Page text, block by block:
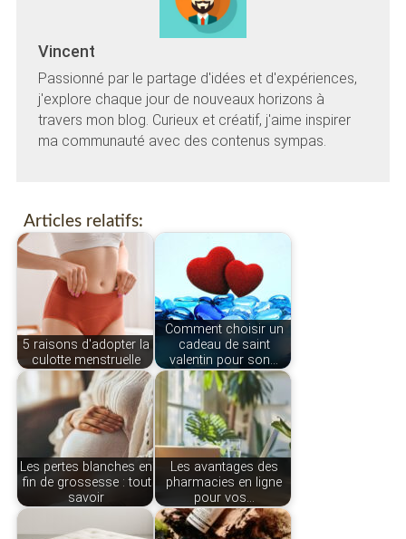
Vincent
Passionné par le partage d'idées et d'expériences,
j'explore chaque jour de nouveaux horizons à
travers mon blog. Curieux et créatif, j'aime inspirer
ma communauté avec des contenus sympas.
Articles relatifs:
5 raisons d'adopter la
culotte menstruelle
Comment choisir un
cadeau de saint
valentin pour son…
Les pertes blanches en
fin de grossesse : tout
savoir
Les avantages des
pharmacies en ligne
pour vos…